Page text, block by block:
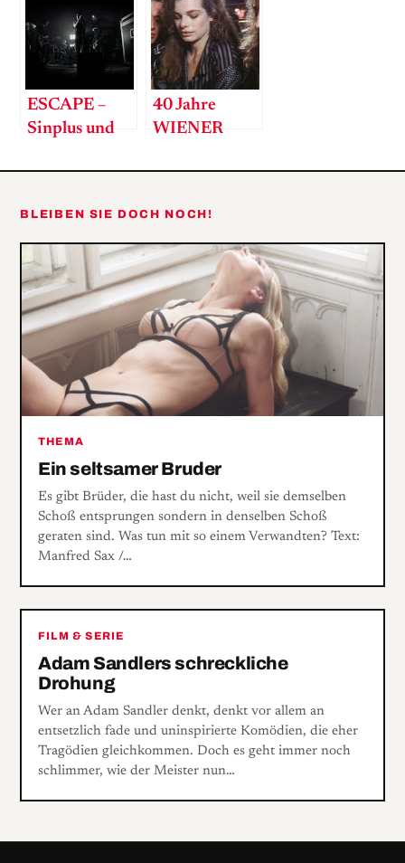
2018
ESCAPE –
Sinplus und
zum Rock
40 Jahre
WIENER
BLEIBEN SIE DOCH NOCH!
THEMA
Ein seltsamer Bruder
Es gibt Brüder, die hast du nicht, weil sie demselben
Schoß entsprungen sondern in denselben Schoß
geraten sind. Was tun mit so einem Verwandten? Text:
Manfred Sax /…
FILM & SERIE
Adam Sandlers schreckliche
Drohung
Wer an Adam Sandler denkt, denkt vor allem an
entsetzlich fade und uninspirierte Komödien, die eher
Tragödien gleichkommen. Doch es geht immer noch
schlimmer, wie der Meister nun…